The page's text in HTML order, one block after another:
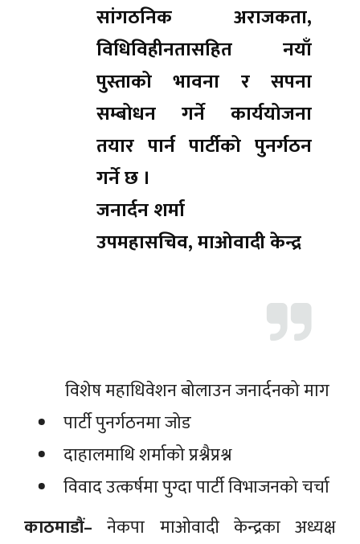
सांगठनिक अराजकता,
विधिविहीनतासहित नयाँ
पुस्ताको भावना र सपना
सम्बोधन गर्ने कार्ययोजना
तयार पार्न पार्टीको पुनर्गठन
गर्ने छ ।
जनार्दन शर्मा
उपमहासचिव, माओवादी केन्द्र
विशेष महाधिवेशन बोलाउन जनार्दनको माग
पार्टी पुनर्गठनमा जोड
दाहालमाथि शर्माको प्रश्नैप्रश्न
विवाद उत्कर्षमा पुग्दा पार्टी विभाजनको चर्चा
काठमाडौं– नेकपा माओवादी केन्द्रका अध्यक्ष